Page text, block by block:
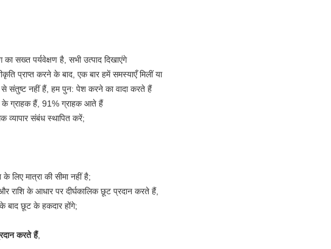
सख्त पर्यवेक्षण है, सभी उत्पाद दिखाएंगे
प्राप्त करने के बाद, एक बार हमें समस्याएँ मिलीं या
से संतुष्ट नहीं हैं, हम पुन: पेश करने का वादा करते हैं
के ग्राहक हैं, 91% ग्राहक आते हैं
व्यापार संबंध स्थापित करें;
लिए मात्रा की सीमा नहीं है;
के आधार पर दीर्घकालिक छूट प्रदान करते हैं,
बाद छूट के हकदार होंगे;
करते हैं,